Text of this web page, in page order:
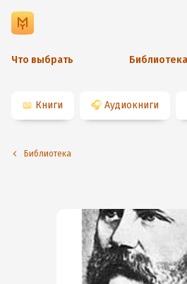
Что выбрать Библиотека
📖 Книги 🎧 Аудиокниги
Библиотека